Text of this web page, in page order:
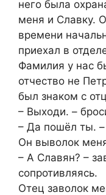
него была
меня и Славку.
времени
приехал в
Фамилия у нас
отчество не
был знаком с
– Выходи. –
– Да пошёл ты. –
Он выволок
– А Славян? –
сопротивляясь.
Отец заволок